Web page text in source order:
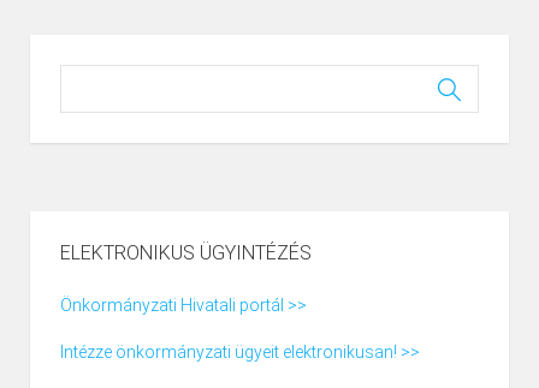
ELEKTRONIKUS ÜGYINTÉZÉS
Önkormányzati Hivatali portál >>
Intézze önkormányzati ügyeit elektronikusan! >>